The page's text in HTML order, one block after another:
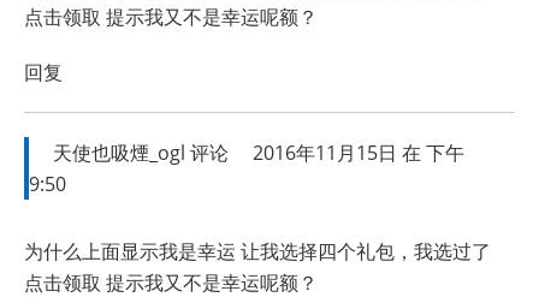
点击领取 提示我又不是幸运呢额？
回复
天使也吸煙_ogl 评论
2016年11月15日 在 下午
9:50
为什么上面显示我是幸运 让我选择四个礼包，我选过了
点击领取 提示我又不是幸运呢额？